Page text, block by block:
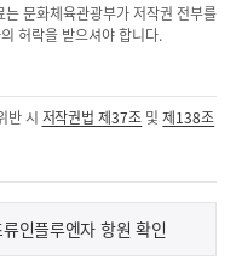
문화체육관광부가 저작권 전부를
허락을 받으셔야 합니다.
반 시 저작권법 제37조 및제138조
인플루엔자 항원 확인